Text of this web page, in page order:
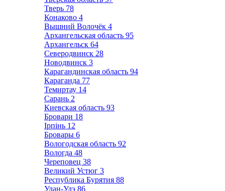
Тверь 78
Конаково 4
Вышний Волочёк 4
Архангельская область 95
Архангельск 64
Северодвинск 28
Новодвинск 3
Карагандинская область 94
Караганда 77
Темиртау 14
Сарань 2
Киевская область 93
Бровари 18
Ірпінь 12
Бровары 6
Вологодская область 92
Вологда 48
Череповец 38
Великий Устюг 3
Республика Бурятия 88
Улан-Удэ 86